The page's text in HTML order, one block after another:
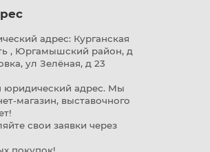
адрес: Курганская
, Юргамышский район, д
ул Зелёная, д 23
юридический адрес. Мы
магазин, выставочного
свои заявки через